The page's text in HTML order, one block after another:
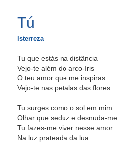
Tú
lsterreza
Tu que estás na distância
Vejo-te além do arco-íris
O teu amor que me inspiras
Vejo-te nas petalas das flores.
Tu surges como o sol em mim
Olhar que seduz e desnuda-me
Tu fazes-me viver nesse amor
Na luz prateada da lua.